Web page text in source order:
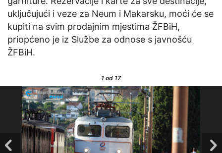
uključujući i veze za Neum i Makarsku, moći će se
kupiti na svim prodajnim mjestima ŽFBiH,
priopćeno je iz Službe za odnose s javnošću
ŽFBiH.
1 od 17